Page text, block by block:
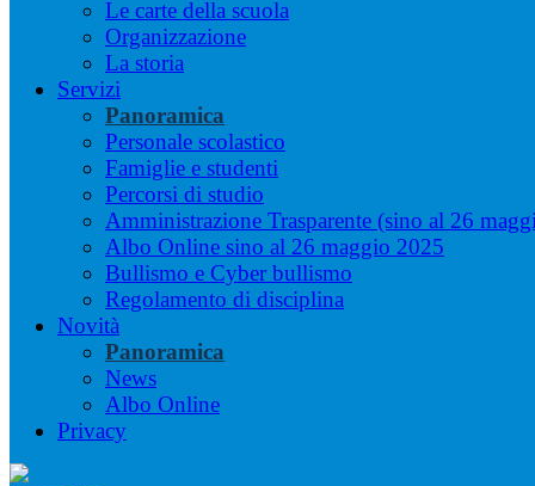
Le carte della scuola
Organizzazione
La storia
Servizi
Panoramica
Personale scolastico
Famiglie e studenti
Percorsi di studio
Amministrazione Trasparente (sino al 26
Albo Online sino al 26 maggio 2025
Bullismo e Cyber bullismo
Regolamento di disciplina
Novità
Panoramica
News
Albo Online
Privacy